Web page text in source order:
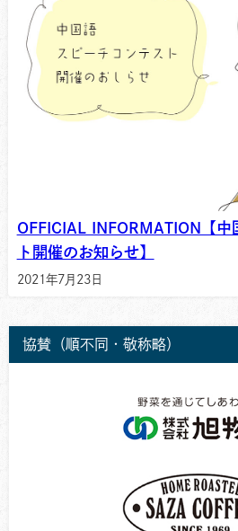
OFFICIAL INFORMATION【中
ト開催のお知らせ】
2021年7月23日
協賛（順不同・敬称略）